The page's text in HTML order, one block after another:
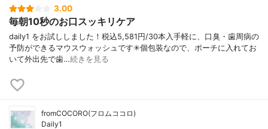
3.00
毎朝10秒のお口スッキリケア
daily1 をお試ししました！税込5,581円/30本入手軽に、口臭・歯周病の
予防ができるマウスウォッシュです✳︎個包装なので、ポーチに入れてお
いて外出先で歯…続きを見る
fromCOCORO(フロムココロ)
Daily1